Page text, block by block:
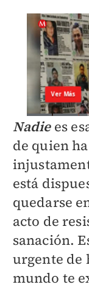
Nadie es
de quien
está
quedarse
acto de
sanación.
urgente de
mundo te